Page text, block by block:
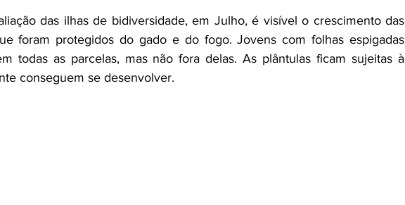
das ilhas de bidiversidade, em Julho, é visível o crescimento das
foram protegidos do gado e do fogo. Jovens com folhas espigadas
todas as parcelas, mas não fora delas. As plântulas ficam sujeitas à
conseguem se desenvolver.